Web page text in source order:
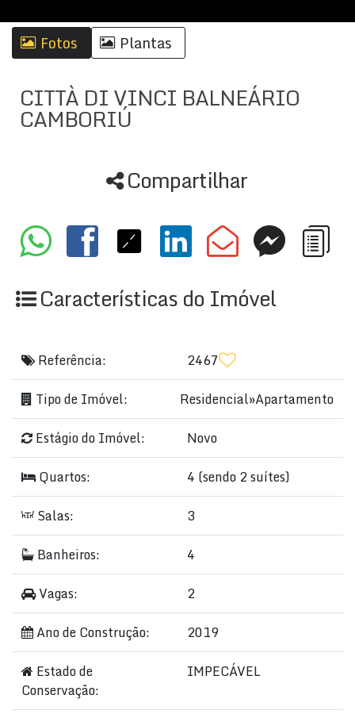
Fotos Plantas
CITTÀ DI VINCI BALNEÁRIO
CAMBORIÚ
Compartilhar
Características do Imóvel
Referência:
2467
Tipo de Imóvel:
Residencial»Apartamento
Estágio do Imóvel:
Novo
Quartos:
4 (sendo 2 suítes)
Salas:
3
Banheiros:
4
Vagas:
2
Ano de Construção:
2019
Estado de
Conservação:
IMPECÁVEL